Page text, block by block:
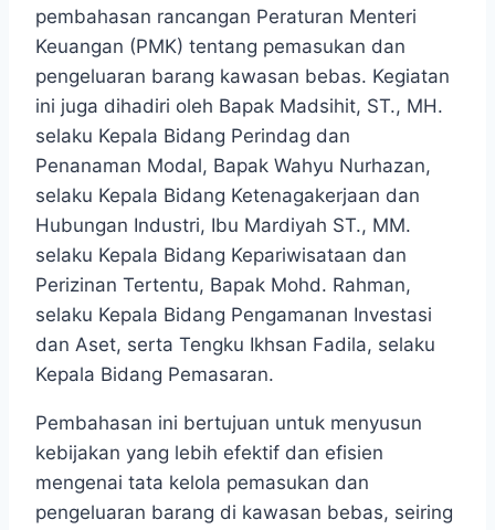
pembahasan rancangan Peraturan Menteri
Keuangan (PMK) tentang pemasukan dan
pengeluaran barang kawasan bebas. Kegiatan
ini juga dihadiri oleh Bapak Madsihit, ST., MH.
selaku Kepala Bidang Perindag dan
Penanaman Modal, Bapak Wahyu Nurhazan,
selaku Kepala Bidang Ketenagakerjaan dan
Hubungan Industri, Ibu Mardiyah ST., MM.
selaku Kepala Bidang Kepariwisataan dan
Perizinan Tertentu, Bapak Mohd. Rahman,
selaku Kepala Bidang Pengamanan Investasi
dan Aset, serta Tengku Ikhsan Fadila, selaku
Kepala Bidang Pemasaran.
Pembahasan ini bertujuan untuk menyusun
kebijakan yang lebih efektif dan efisien
mengenai tata kelola pemasukan dan
pengeluaran barang di kawasan bebas, seiring